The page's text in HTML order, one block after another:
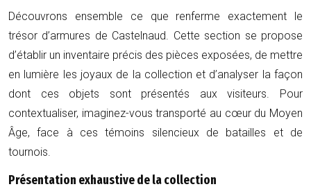
Découvrons ensemble ce que renferme exactement le
trésor d’armures de Castelnaud. Cette section se propose
d’établir un inventaire précis des pièces exposées, de mettre
en lumière les joyaux de la collection et d’analyser la façon
dont ces objets sont présentés aux visiteurs. Pour
contextualiser, imaginez-vous transporté au cœur du Moyen
Âge, face à ces témoins silencieux de batailles et de
tournois.
Présentation exhaustive de la collection